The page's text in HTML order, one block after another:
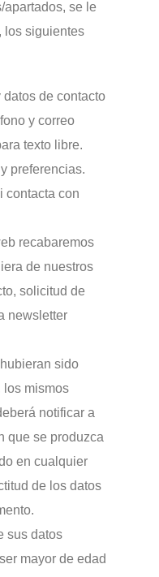
apartados, se le
los siguientes
de contacto
y correo
texto libre.
preferencias.
contacta con
recabaremos
de nuestros
solicitud de
newsletter
sido
los mismos
notificar a
que se produzca
en cualquier
de los datos
sus datos
mayor de edad